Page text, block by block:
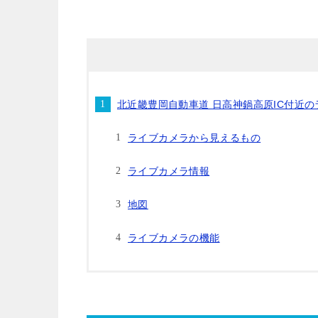
北近畿豊岡自動車道 日高神鍋高原IC付近の
ライブカメラから見えるもの
ライブカメラ情報
地図
ライブカメラの機能